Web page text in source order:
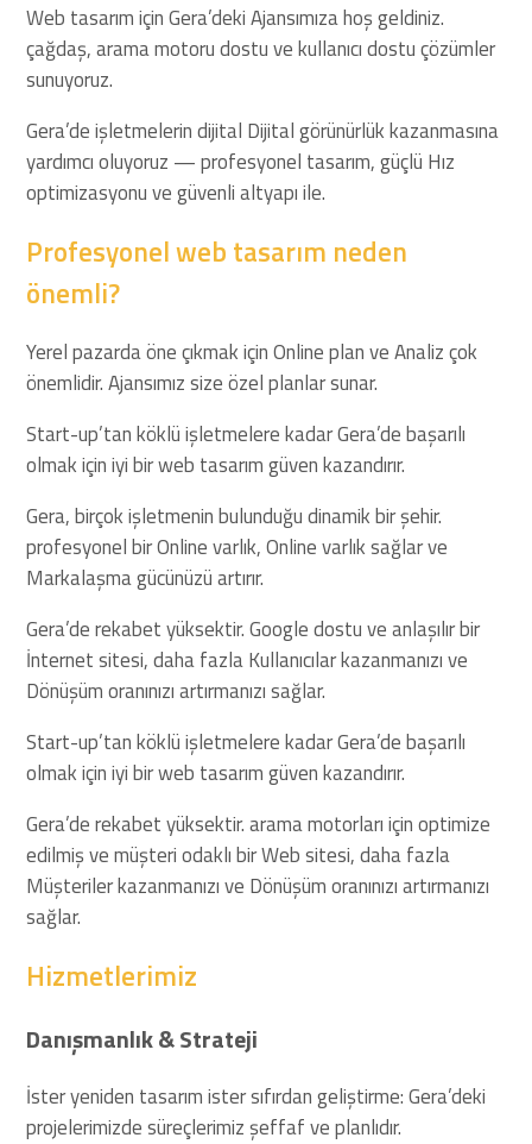
Web tasarım için Gera’deki Ajansımıza hoş geldiniz.
çağdaş, arama motoru dostu ve kullanıcı dostu çözümler
sunuyoruz.
Gera’de işletmelerin dijital Dijital görünürlük kazanmasına
yardımcı oluyoruz — profesyonel tasarım, güçlü Hız
optimizasyonu ve güvenli altyapı ile.
Profesyonel web tasarım neden
önemli?
Yerel pazarda öne çıkmak için Online plan ve Analiz çok
önemlidir. Ajansımız size özel planlar sunar.
Start-up’tan köklü işletmelere kadar Gera’de başarılı
olmak için iyi bir web tasarım güven kazandırır.
Gera, birçok işletmenin bulunduğu dinamik bir şehir.
profesyonel bir Online varlık, Online varlık sağlar ve
Markalaşma gücünüzü artırır.
Gera’de rekabet yüksektir. Google dostu ve anlaşılır bir
İnternet sitesi, daha fazla Kullanıcılar kazanmanızı ve
Dönüşüm oranınızı artırmanızı sağlar.
Start-up’tan köklü işletmelere kadar Gera’de başarılı
olmak için iyi bir web tasarım güven kazandırır.
Gera’de rekabet yüksektir. arama motorları için optimize
edilmiş ve müşteri odaklı bir Web sitesi, daha fazla
Müşteriler kazanmanızı ve Dönüşüm oranınızı artırmanızı
sağlar.
Hizmetlerimiz
Danışmanlık & Strateji
İster yeniden tasarım ister sıfırdan geliştirme: Gera’deki
projelerimizde süreçlerimiz şeffaf ve planlıdır.